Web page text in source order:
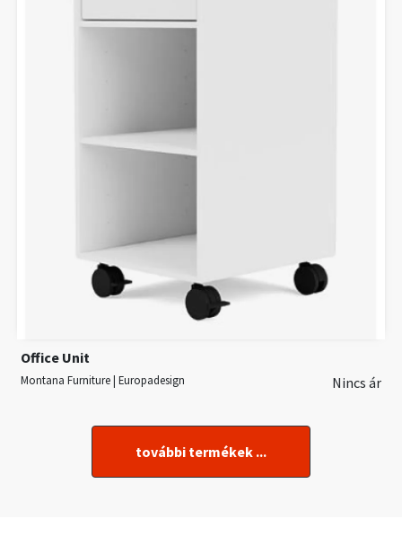
Office Unit
Montana Furniture | Europadesign Nincs ár
további termékek ...